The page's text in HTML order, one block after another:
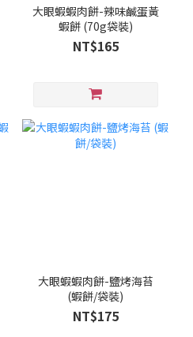
大眼蝦蝦肉餅-辣味鹹蛋黃
蝦餅 (70g袋裝)
NT$165
大眼蝦蝦肉餅-鹽烤海苔
(蝦餅/袋裝)
NT$175